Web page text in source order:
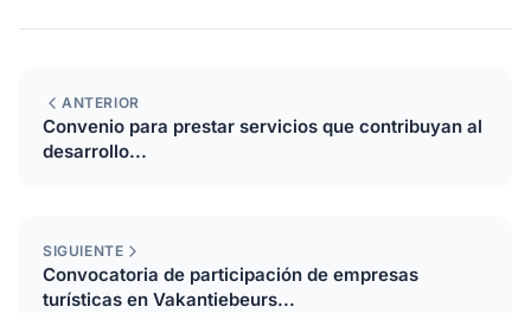
ANTERIOR
Convenio para prestar servicios que contribuyan al
desarrollo...
SIGUIENTE
Convocatoria de participación de empresas
turísticas en Vakantiebeurs...